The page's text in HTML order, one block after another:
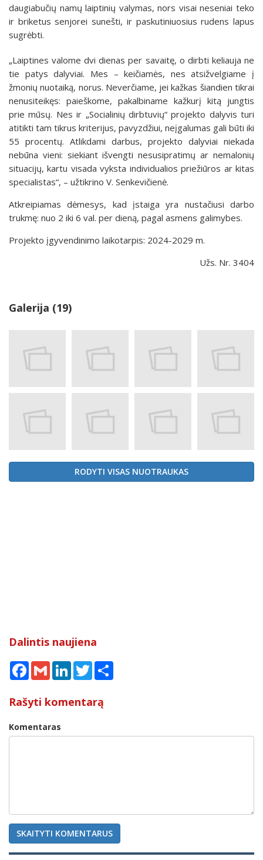
daugiabučių namų laiptinių valymas, nors visai neseniai teko
ir briketus senjorei sunešti, ir paskutiniuosius rudens lapus
sugrėbti.
„Laiptines valome dvi dienas per savaitę, o dirbti keliauja ne
tie patys dalyviai. Mes – keičiamės, nes atsižvelgiame į
žmonių nuotaiką, norus. Neverčiame, jei kažkas šiandien tikrai
nenusiteikęs: paieškome, pakalbiname kažkurį kitą jungtis
prie mūsų. Nes ir „Socialinių dirbtuvių“ projekto dalyvis turi
atitikti tam tikrus kriterijus, pavyzdžiui, neįgalumas gali būti iki
55 procentų. Atlikdami darbus, projekto dalyviai niekada
nebūna vieni: siekiant išvengti nesusipratimų ar nemalonių
situacijų, kartu visada vyksta individualios priežiūros ar kitas
specialistas“, – užtikrino V. Senkevičienė.
Atkreipiamas dėmesys, kad įstaiga yra nustačiusi darbo
trukmę: nuo 2 iki 6 val. per dieną, pagal asmens galimybes.
Projekto įgyvendinimo laikotarpis: 2024-2029 m.
Užs. Nr. 3404
Galerija (19)
RODYTI VISAS NUOTRAUKAS
Dalintis naujiena
Facebook
Gmail LinkedInTwitter
Rašyti komentarą
Komentaras
SKAITYTI KOMENTARUS